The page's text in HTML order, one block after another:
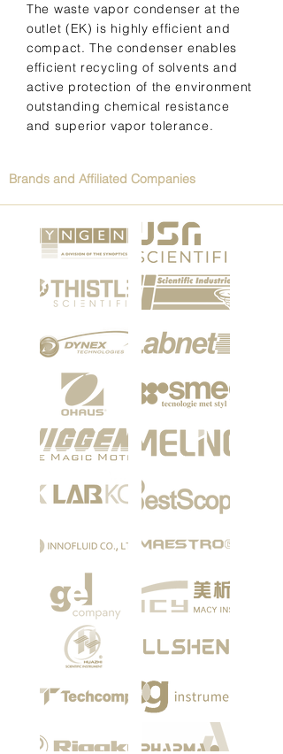
The waste vapor condenser at the
outlet (EK) is highly efficient and
compact. The condenser enables
efficient recycling of solvents and
active protection of the environment
outstanding chemical resistance
and superior vapor tolerance.
Brands and Affiliated Companies